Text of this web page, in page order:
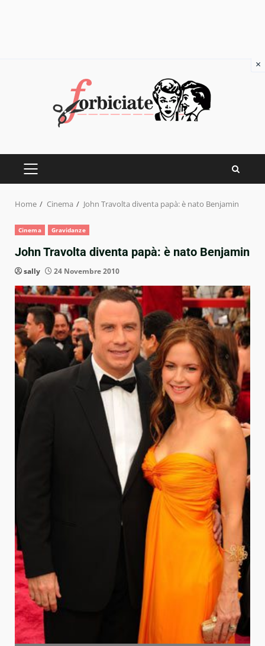
PRIMARY
Home Cinema John Travolta diventa papà: è nato Benjamin
Cinema Gravidanze
John Travolta diventa papà: è nato Benjamin
sally 24 Novembre 2010
×